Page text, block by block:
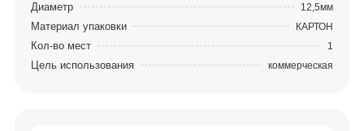
Диаметр 12,5мм
Материал упаковки КАРТОН
Кол-во мест 1
Цель использования коммерческая